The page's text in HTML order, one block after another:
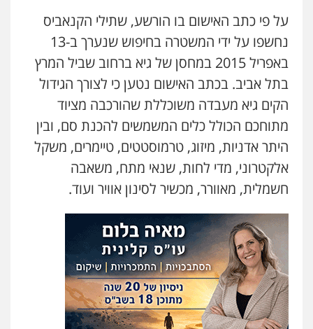
על פי כתב האישום בו הורשע, שתילי הקנאביס
נחשפו על ידי המשטרה בחיפוש שנערך ב-13
באפריל 2015 במחסן של גיא ברחוב שביל המרץ
בתל אביב. בכתב האישום נטען כי לצורך הגידול
הקים גיא מעבדה משוכללת שהורכבה מציוד
מתוחכם הכולל כלים המשמשים להכנת סם, ובין
היתר אדניות, מיזוג, טרמוסטטים, טיימרים, משקל
אלקטרוני, מדי לחות, שנאי מתח, משאבה
חשמלית, מאוורר, מכשיר לסינון אוויר ועוד.